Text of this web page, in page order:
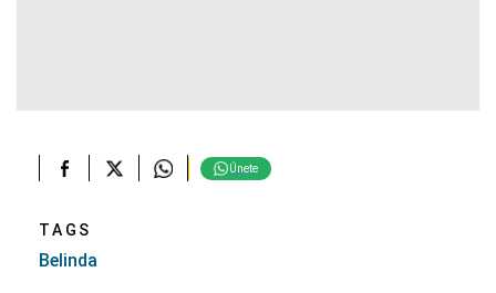
Únete
TAGS
Belinda